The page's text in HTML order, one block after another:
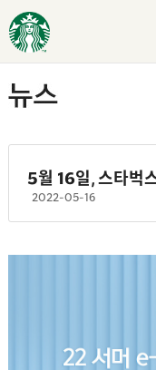
5월 16일, 스타벅
2022-05-16